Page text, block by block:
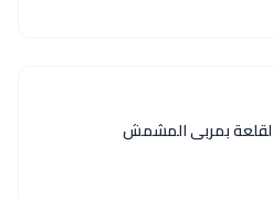
بمربى المشمش